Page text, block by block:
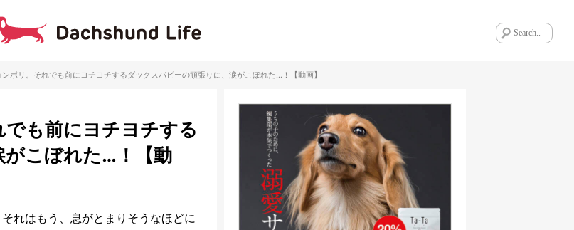
ボリ。それでも前にヨチヨチするダックスパピーの頑張りに、涙がこぼれた…！【動画】
も前にヨチヨチする
がこぼれた…！【動
れはもう、息がとまりそうなほどに